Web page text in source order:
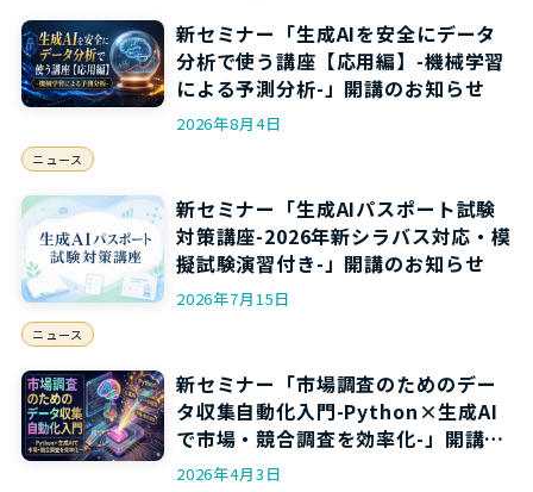
新セミナー「生成AIを安全にデータ
分析で使う講座【応用編】-機械学習
による予測分析-」開講のお知らせ
2026年8月4日
ニュース
新セミナー「生成AIパスポート試験
対策講座-2026年新シラバス対応・模
擬試験演習付き-」開講のお知らせ
2026年7月15日
ニュース
新セミナー「市場調査のためのデー
タ収集自動化入門-Python×生成AI
で市場・競合調査を効率化-」開講の
お知らせ
2026年4月3日